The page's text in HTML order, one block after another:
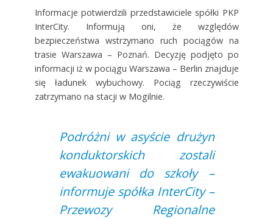
Informacje potwierdzili przedstawiciele spółki PKP
InterCity. Informują oni, że względów
bezpieczeństwa wstrzymano ruch pociągów na
trasie Warszawa – Poznań. Decyzję podjęto po
informacji iż w pociągu Warszawa – Berlin znajduje
się ładunek wybuchowy. Pociąg rzeczywiście
zatrzymano na stacji w Mogilnie.
Podróżni w asyście drużyn
konduktorskich zostali
ewakuowani do szkoły –
informuje spółka InterCity –
Przewozy Regionalne